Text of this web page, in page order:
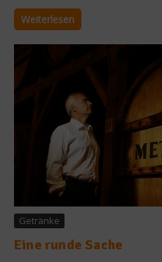
Weiterlesen
Getränke
Eine runde Sache